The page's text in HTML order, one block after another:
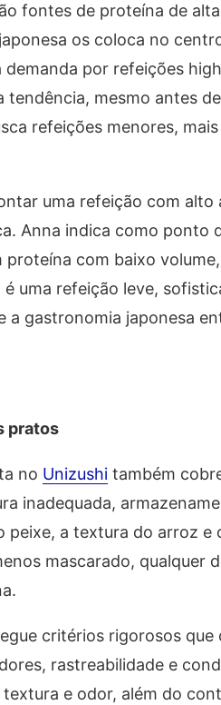
fontes de proteína de
os coloca no
por refeições
tendência, mesmo antes
refeições menores,
uma refeição com
Anna indica como ponto
com baixo
é uma refeição leve,
a gastronomia japonesa
pratos
no Unizushitambém
inadequada,
a textura do arroz e
mascarado, qualquer
critérios rigorosos
rastreabilidade e
e odor, além do